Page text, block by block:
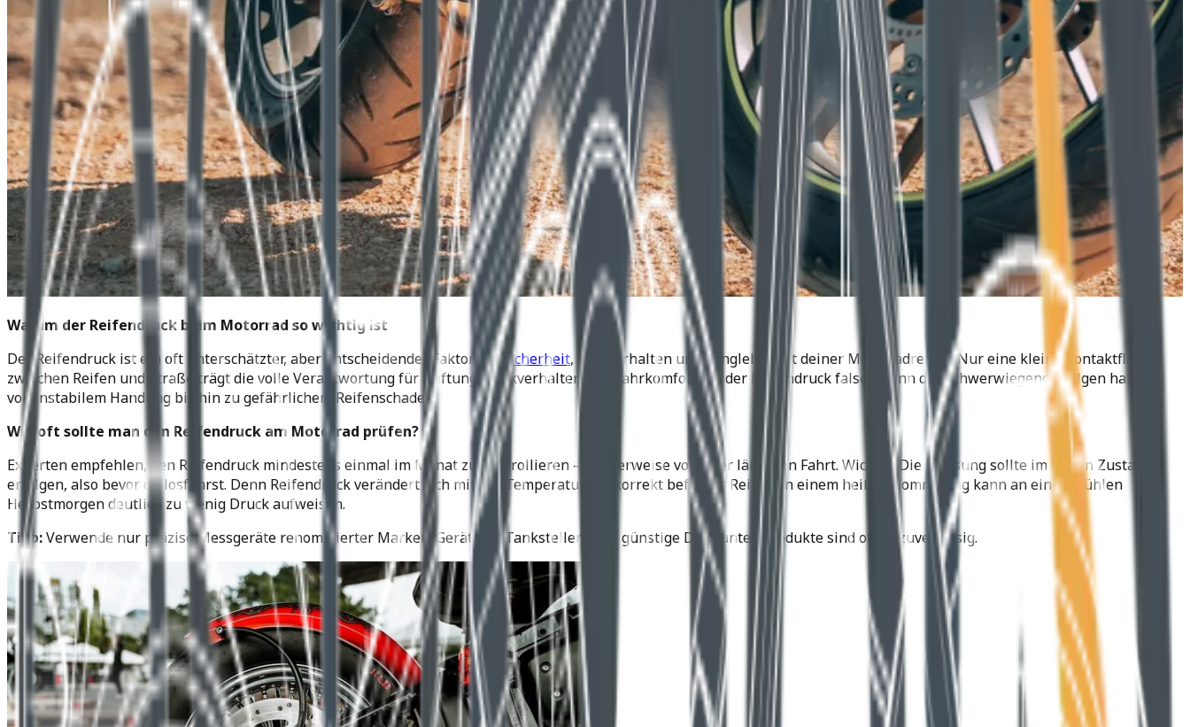
Warum der Reifendruck beim Motorrad so wichtig ist
Der Reifendruck ist ein oft unterschätzter, aber entscheidender Faktor fürSicherheit, Fahrverhalten und Langlebigkeit deiner Motorradreifen. Nur eine kleine Kontaktfläche
zwischen Reifen und Straße trägt die volle Verantwortung für Haftung, Lenkverhalten und Fahrkomfort. Ist der Reifendruck falsch, kann das schwerwiegende Folgen haben –
von instabilem Handling bis hin zu gefährlichem Reifenschaden.
Wie oft sollte man den Reifendruck am Motorrad prüfen?
Experten empfehlen, den Reifendruck mindestens einmal im Monat zu kontrollieren – idealerweise vor jeder längeren Fahrt. Wichtig: Die Messung sollte im kalten Zustand
erfolgen, also bevor du losfährst. Denn Reifendruck verändert sich mit der Temperatur. Ein korrekt befüllter Reifen an einem heißen Sommertag kann an einem kühlen
Herbstmorgen deutlich zu wenig Druck aufweisen.
Tipp:Verwende nur präzise Messgeräte renommierter Marken. Geräte an Tankstellen oder günstige Discounter-Produkte sind oft unzuverlässig.